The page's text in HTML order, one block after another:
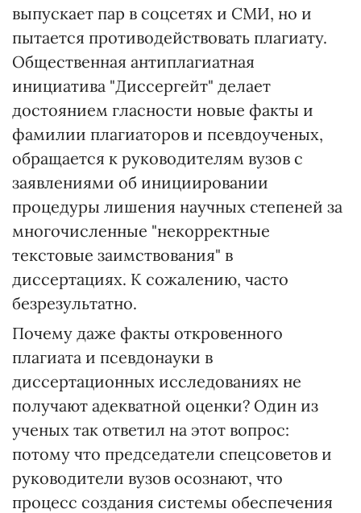
выпускает пар в соцсетях и СМИ, но и
пытается противодействовать плагиату.
Общественная антиплагиатная
инициатива "Диссергейт" делает
достоянием гласности новые факты и
фамилии плагиаторов и псевдоученых,
обращается к руководителям вузов с
заявлениями об инициировании
процедуры лишения научных степеней за
многочисленные "некорректные
текстовые заимствования" в
диссертациях. К сожалению, часто
безрезультатно.
Почему даже факты откровенного
плагиата и псевдонауки в
диссертационных исследованиях не
получают адекватной оценки? Один из
ученых так ответил на этот вопрос:
потому что председатели спецсоветов и
руководители вузов осознают, что
процесс создания системы обеспечения